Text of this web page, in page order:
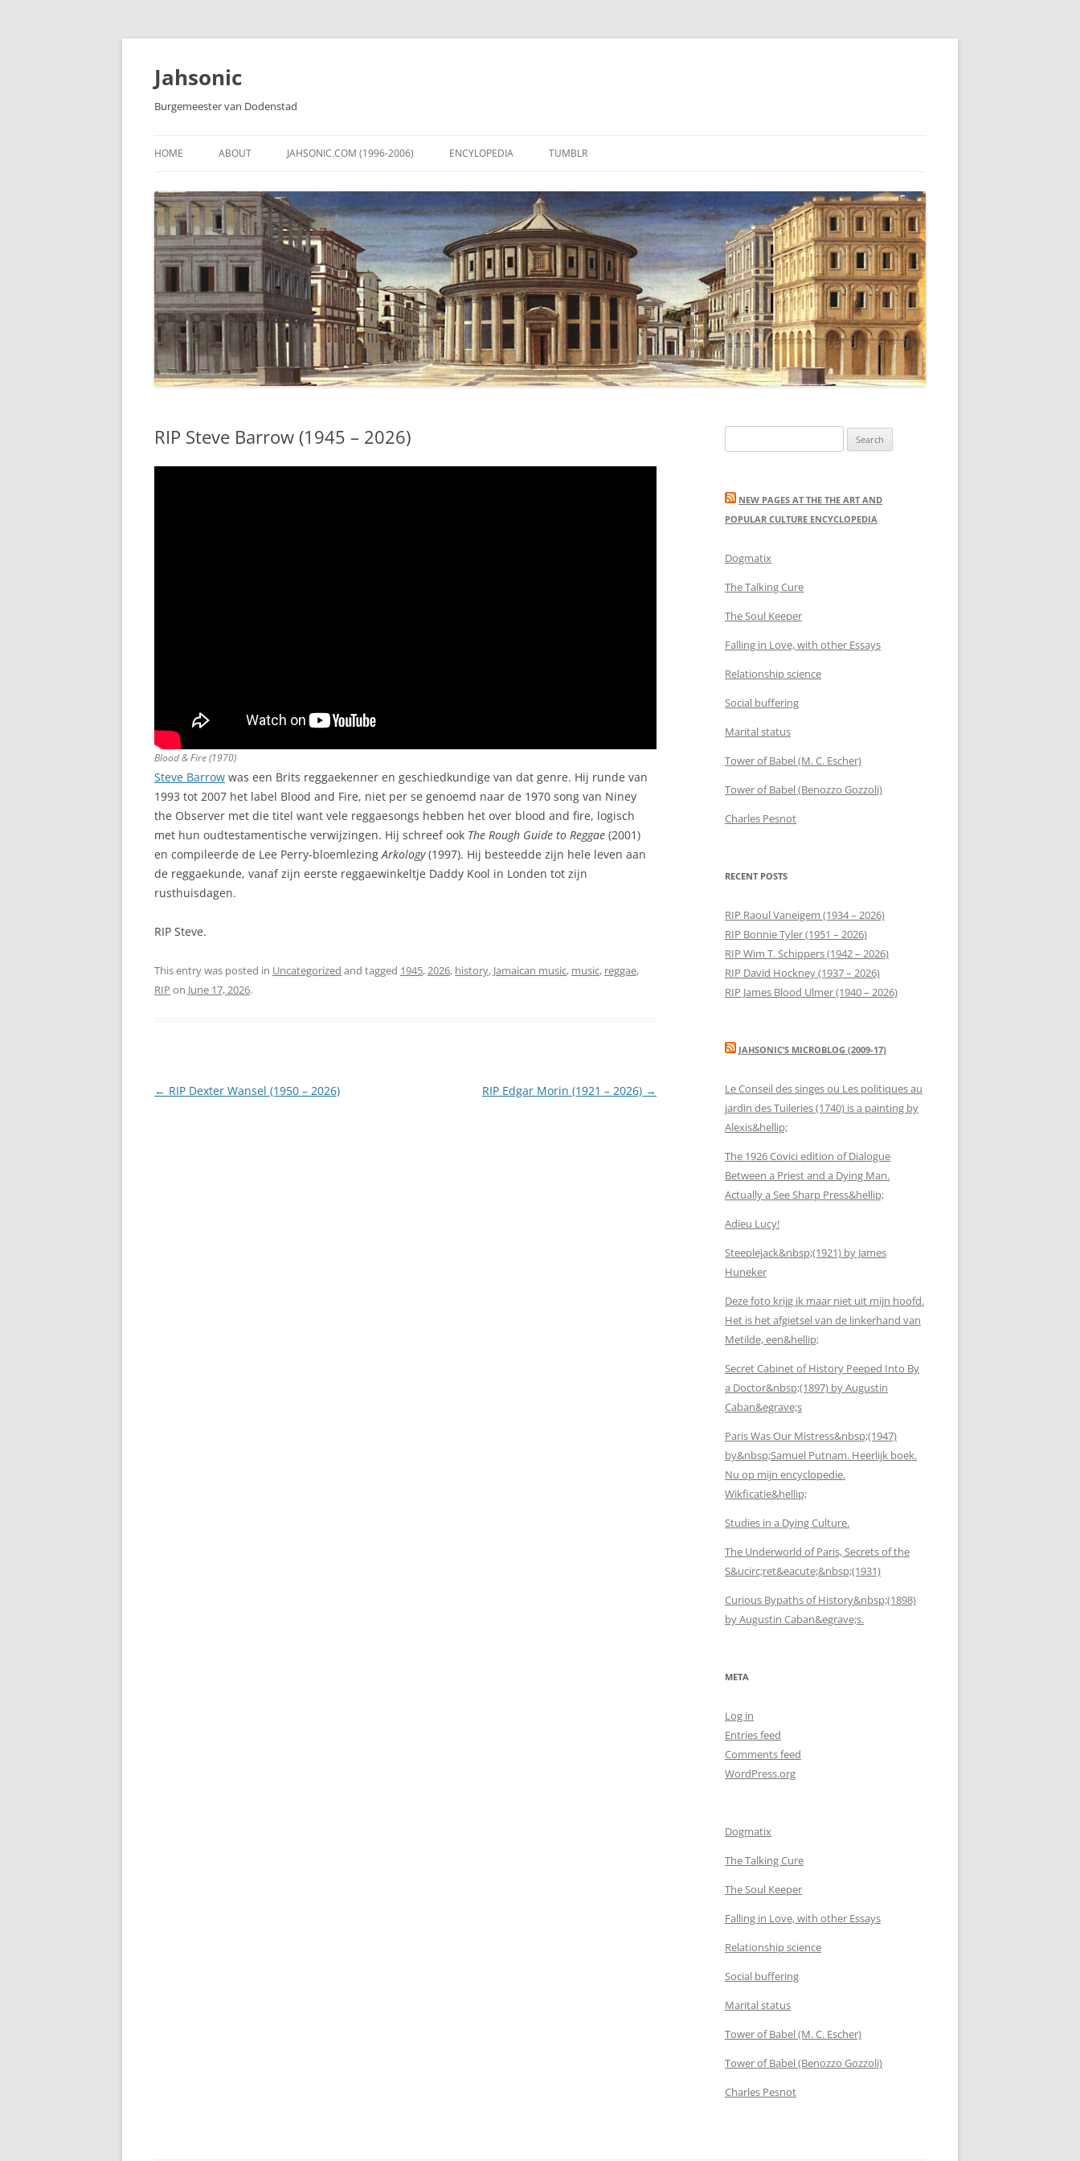
Skip
content
Jahsonic
Burgemeester van Dodenstad
HOME ABOUT JAHSONIC.COM (1996-2006) ENCYLOPEDIA TUMBLR
RIP Steve Barrow (1945 – 2026)
Blood & Fire (1970)
Steve Barrow was een Brits reggaekenner en geschiedkundige van dat genre. Hij runde van
1993 tot 2007 het label Blood and Fire, niet per se genoemd naar de 1970 song van Niney
the Observer met die titel want vele reggaesongs hebben het over blood and fire, logisch
met hun oudtestamentische verwijzingen. Hij schreef ook The Rough Guide to Reggae (2001)
en compileerde de Lee Perry-bloemlezingArkology(1997). Hij besteedde zijn hele leven aan
de reggaekunde, vanaf zijn eerste reggaewinkeltje Daddy Kool in Londen tot zijn
rusthuisdagen.
RIP Steve.
This entry was posted in Uncategorized and tagged 1945,2026, history, Jamaican music, music, reggae,
RIP on June 17, 2026.
Post
← RIP Dexter Wansel (1950 – 2026) RIP Edgar Morin (1921 – 2026) →
for:
NEW PAGES AT THE THE ART AND
POPULAR CULTURE ENCYCLOPEDIA
Dogmatix
The Talking Cure
The Soul Keeper
Falling in Love, with other Essays
Relationship science
Social buffering
Marital status
Tower of Babel (M. C. Escher)
Tower of Babel (Benozzo Gozzoli)
Charles Pesnot
RECENT POSTS
RIP Raoul Vaneigem (1934 – 2026)
RIP Bonnie Tyler (1951 – 2026)
RIP Wim T. Schippers (1942 – 2026)
RIP David Hockney (1937 – 2026)
RIP James Blood Ulmer (1940 – 2026)
JAHSONIC’S MICROBLOG (2009-17)
Le Conseil des singes ou Les politiques au
jardin des Tuileries (1740) is a painting by
Alexis&hellip;
The 1926 Covici edition of Dialogue
Between a Priest and a Dying Man.
Actually a See Sharp Press&hellip;
Adieu Lucy!
Steeplejack&nbsp;(1921) by James
Huneker
Deze foto krijg ik maar niet uit mijn hoofd.
Het is het afgietsel van de linkerhand van
Metilde, een&hellip;
Secret Cabinet of History Peeped Into By
a Doctor&nbsp;(1897) by Augustin
Caban&egrave;s
Paris Was Our Mistress&nbsp;(1947)
by&nbsp;Samuel Putnam. Heerlijk boek.
Nu op mijn encyclopedie.
Wikficatie&hellip;
Studies in a Dying Culture.
The Underworld of Paris, Secrets of the
S&ucirc;ret&eacute;&nbsp;(1931)
Curious Bypaths of History&nbsp;(1898)
by Augustin Caban&egrave;s.
META
Log in
Entries feed
Comments feed
WordPress.org
Dogmatix
The Talking Cure
The Soul Keeper
Falling in Love, with other Essays
Relationship science
Social buffering
Marital status
Tower of Babel (M. C. Escher)
Tower of Babel (Benozzo Gozzoli)
Charles Pesnot